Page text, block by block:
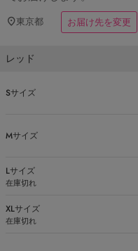
東京都 お届け先を変更
レッド
Sサイズ
Mサイズ
Lサイズ
在庫切れ
XLサイズ
在庫切れ